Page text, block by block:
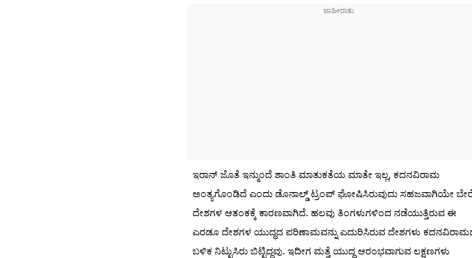
ಇರಾನ್ ಜೊತೆ ಇನ್ಮುಂದೆ ಶಾಂತಿ ಮಾತುಕತೆಯ ಮಾತೇ ಇಲ್ಲ, ಕದನವಿರಾಮ
ಅಂತ್ಯಗೊಂಡಿದೆ ಎಂದು ಡೊನಾಲ್ಡ್ ಟ್ರಂಪ್ ಘೋಷಿಸಿರುವುದು ಸಹಜವಾಗಿಯೇ
ದೇಶಗಳ ಆತಂಕಕ್ಕೆ ಕಾರಣವಾಗಿದೆ. ಹಲವು ತಿಂಗಳುಗಳಿಂದ ನಡೆಯುತ್ತಿರುವ ಈ
ಎರಡೂ ದೇಶಗಳ ಯುದ್ಧದ ಪರಿಣಾಮವನ್ನು ಎದುರಿಸಿರುವ ದೇಶಗಳು
ಬಳಿಕ ನಿಟ್ಟುಸಿರು ಬಿಟ್ಟಿದ್ದವು. ಇದೀಗ ಮತ್ತೆ ಯುದ್ಧ ಆರಂಭವಾಗುವ ಲಕ್ಷಣಗಳು